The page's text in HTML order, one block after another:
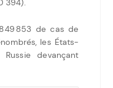
394).
853 de cas de
les États-
devançant